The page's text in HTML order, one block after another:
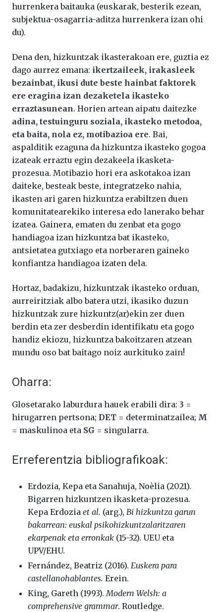
hurrenkera baitauka (euskarak, besterik ezean,
subjektua-osagarria-aditza hurrenkera izan ohi
du).
Dena den, hizkuntzak ikasterakoan ere, guztia ez
dago aurrez emana: ikertzaileek, irakasleek
bezainbat, ikusi dute beste hainbat faktorek
ere eragina izan dezaketela ikasteko
erraztasunean. Horien artean aipatu daitezke
adina, testuinguru soziala, ikasteko metodoa,
eta baita, nola ez, motibazioa ere. Bai,
aspalditik ezaguna da hizkuntza ikasteko gogoa
izateak erraztu egin dezakeela ikasketa-
prozesua. Motibazio hori era askotakoa izan
daiteke, besteak beste, integratzeko nahia,
ikasten ari garen hizkuntza erabiltzen duen
komunitatearekiko interesa edo lanerako behar
izatea. Gainera, ematen du zenbat eta gogo
handiagoa izan hizkuntza bat ikasteko,
antsietatea gutxiago eta norberaren gaineko
konfiantza handiagoa izaten dela.
Hortaz, badakizu, hizkuntzak ikasteko orduan,
aurreiritziak albo batera utzi, ikasiko duzun
hizkuntzak zure hizkuntz(ar)ekin zer duen
berdin eta zer desberdin identifikatu eta gogo
handiz ekiozu, hizkuntza bakoitzaren atzean
mundu oso bat baitago noiz aurkituko zain!
Oharra:
Glosetarako laburdura hauek erabili dira: 3 =
hirugarren pertsona; DET = determinatzailea; M
= maskulinoa eta SG = singularra.
Erreferentzia bibliografikoak:
Erdozia, Kepa eta Sanahuja, Noèlia (2021).
Bigarren hizkuntzen ikasketa-prozesua.
Kepa Erdozia et al. (arg.), Bi hizkuntza garun
bakarrean: euskal psikohizkuntzalaritzaren
ekarpenak eta erronkak (15-32). UEU eta
UPV/EHU.
Fernández, Beatriz (2016). Euskera para
castellanohablantes. Erein.
King, Gareth (1993).Modern Welsh: a
comprehensive grammar. Routledge.